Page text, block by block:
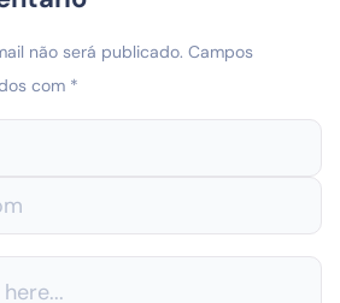
não será publicado. Campos
com *